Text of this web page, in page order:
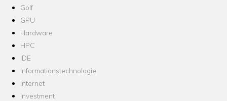
Golf
GPU
Hardware
HPC
IDE
Informationstechnologie
Internet
Investment